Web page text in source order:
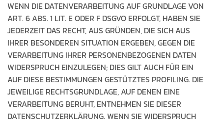
WENN DIE DATENVERARBEITUNG AUF GRUNDLAGE VON
ART. 6 ABS. 1 LIT. E ODER F DSGVO ERFOLGT, HABEN SIE
JEDERZEIT DAS RECHT, AUS GRÜNDEN, DIE SICH AUS
IHRER BESONDEREN SITUATION ERGEBEN, GEGEN DIE
VERARBEITUNG IHRER PERSONENBEZOGENEN DATEN
WIDERSPRUCH EINZULEGEN; DIES GILT AUCH FÜR EIN
AUF DIESE BESTIMMUNGEN GESTÜTZTES PROFILING. DIE
JEWEILIGE RECHTSGRUNDLAGE, AUF DENEN EINE
VERARBEITUNG BERUHT, ENTNEHMEN SIE DIESER
DATENSCHUTZERKLÄRUNG. WENN SIE WIDERSPRUCH